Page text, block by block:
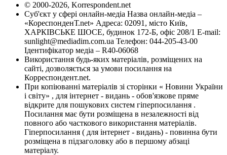
© 2000-2026, Korrespondent.net
Суб'єкт у сфері онлайн-медіа Назва онлайн-медіа –
«КореспонденТ.net» Адреса: 02091, місто Київ,
ХАРКІВСЬКЕ ШОСЕ, будинок 172-Б, офіс 208/1 E-mail:
sunlight@mediadim.com.ua Телефон: 044-205-43-00
Ідентифікатор медіа – R40-06068
Використання будь-яких матеріалів, розміщених на
сайті, дозволяється за умови посилання на
Корреспондент.net.
При копіюванні матеріалів зі сторінки « Новини України
і світу» , для інтернет - видань - обов'язкове пряме
відкрите для пошукових систем гіперпосилання .
Посилання має бути розміщена в незалежності від
повного або часткового використання матеріалів.
Гіперпосилання ( для інтернет - видань) - повинна бути
розміщена в підзаголовку або в першому абзаці
матеріалу.